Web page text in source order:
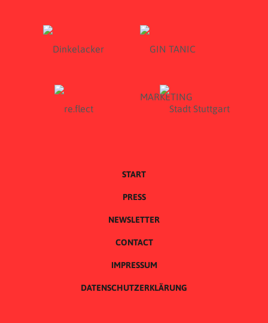
START
PRESS
NEWSLETTER
CONTACT
IMPRESSUM
DATENSCHUTZERKLÄRUNG